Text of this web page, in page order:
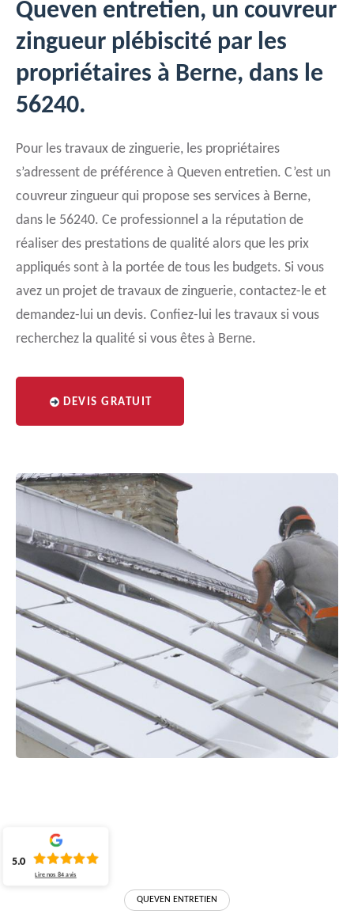
Queven entretien, un couvreur
zingueur plébiscité par les
propriétaires à Berne, dans le
56240.
Pour les travaux de zinguerie, les propriétaires
s’adressent de préférence à Queven entretien. C’est un
couvreur zingueur qui propose ses services à Berne,
dans le 56240. Ce professionnel a la réputation de
réaliser des prestations de qualité alors que les prix
appliqués sont à la portée de tous les budgets. Si vous
avez un projet de travaux de zinguerie, contactez-le et
demandez-lui un devis. Confiez-lui les travaux si vous
recherchez la qualité si vous êtes à Berne.
DEVIS GRATUIT
QUEVEN ENTRETIEN
5.0
Lire nos84 avis